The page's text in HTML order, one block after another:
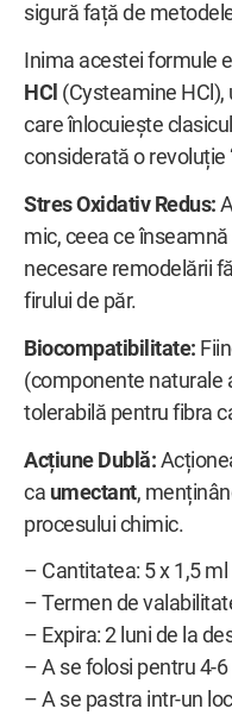
sigură față de
Inima acestei formule
HCl (Cysteamine
care înlocuiește
considerată o revoluție
Stres Oxidativ Redus:
mic, ceea ce
necesare remodelării
firului de păr.
Biocompatibilitate:
(componente naturale
tolerabilă pentru fibra
Acțiune Dublă:
ca umectant,
procesului chimic.
– Cantitatea: 5 x 1,5 ml
– Termen de
– Expira: 2 luni de la
– A se folosi pentru 4-
– A se pastra intr-un